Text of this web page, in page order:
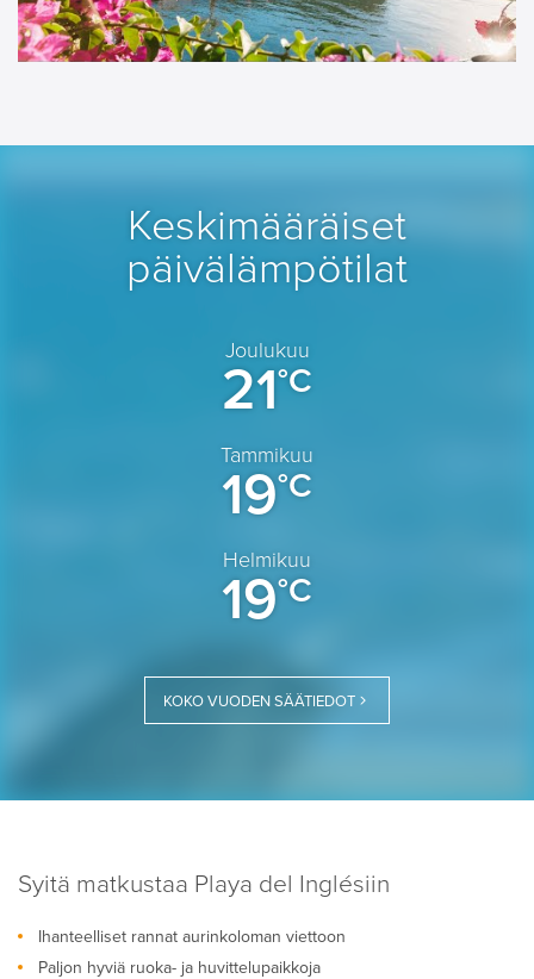
Keskimääräiset
päivälämpötilat
Joulukuu
21°C
Tammikuu
19°C
Helmikuu
19°C
KOKO VUODEN SÄÄTIEDOT
Syitä matkustaa Playa del Inglésiin
Ihanteelliset rannat aurinkoloman viettoon
Paljon hyviä ruoka- ja huvittelupaikkoja